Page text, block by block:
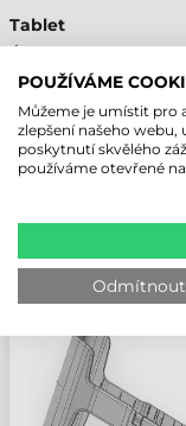
Tablet
Áno
NAPOSLEDY
ZEBRA
T ADAPTÉR
KS/BAL., ET401
POUŽÍVÁME
Můžeme je umístit pro
zlepšení našeho webu,
poskytnutí skvělého
používáme otevřené
Odmítnout